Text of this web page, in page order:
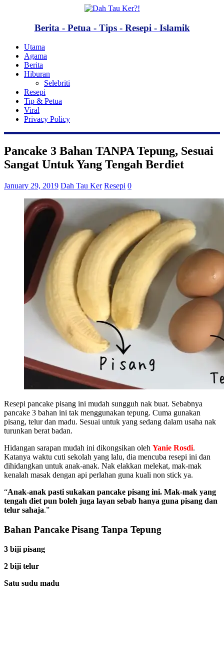
Berita - Petua - Tips - Resepi - Islamik
Utama
Agama
Berita
Hiburan
Selebriti
Resepi
Tip & Petua
Viral
Privacy Policy
Pancake 3 Bahan TANPA Tepung, Sesuai
Sangat Untuk Yang Tengah Berdiet
January 29, 2019 Dah Tau Ker Resepi 0
Resepi pancake pisang ini mudah sungguh nak buat. Sebabnya
pancake 3 bahan ini tak menggunakan tepung. Cuma gunakan
pisang, telur dan madu. Sesuai untuk yang sedang dalam usaha nak
turunkan berat badan.
Hidangan sarapan mudah ini dikongsikan oleh Yanie Rosdi.
Katanya waktu cuti sekolah yang lalu, dia mencuba resepi ini dan
dihidangkan untuk anak-anak. Nak elakkan melekat, mak-mak
kenalah masak dengan api perlahan guna kuali non stick ya.
“Anak-anak pasti sukakan pancake pisang ini. Mak-mak yang
tengah diet pun boleh juga layan sebab hanya guna pisang dan
telur sahaja.”
Bahan Pancake Pisang Tanpa Tepung
3 biji pisang
2 biji telur
Satu sudu madu